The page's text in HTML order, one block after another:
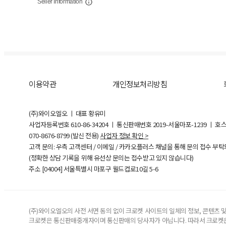
Seller Information
이용약관 개인정보처리방침
(주)와이오엘오 ㅣ 대표 황유미
사업자등록번호610-86-34204ㅣ 통신판매번호 2019-서울마포-1239 ㅣ 호
070-8676-8799 (발신 전용) 사업자 정보 확인 >
고객 문의: 우측 고객센터 / 이메일 / 카카오플러스 채널을 통해 문의 접수 부
(정확한 상담 기록을 위해 유선상 문의는 접수받고 있지 않습니다)
주소 [04004] 서울특별시 마포구 월드컵로10길5-6
(주)와이오엘오의 사전 서면 동의 없이 크로켓 사이트의 일체의 정보, 콘텐츠
크로켓은 통신판매중개자이며 통신판매의 당사자가 아닙니다. 따라서 크로